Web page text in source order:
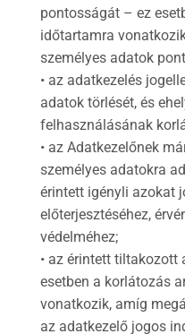
pontosságát – ez
időtartamra
személyes adatok
• az adatkezelés
adatok törlését, és
felhasználásának
• az Adatkezelőnek
személyes adatokra
érintett igényli azokat
előterjesztéséhez,
védelméhez;
• az érintett tiltakozott
esetben a korlátozás
vonatkozik, amíg
az adatkezelő jogos